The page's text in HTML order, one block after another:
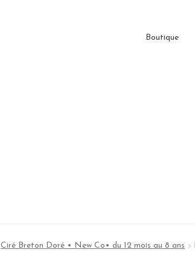
Boutique
Ciré Breton Doré • New Co• du 12 mois au 8 ans